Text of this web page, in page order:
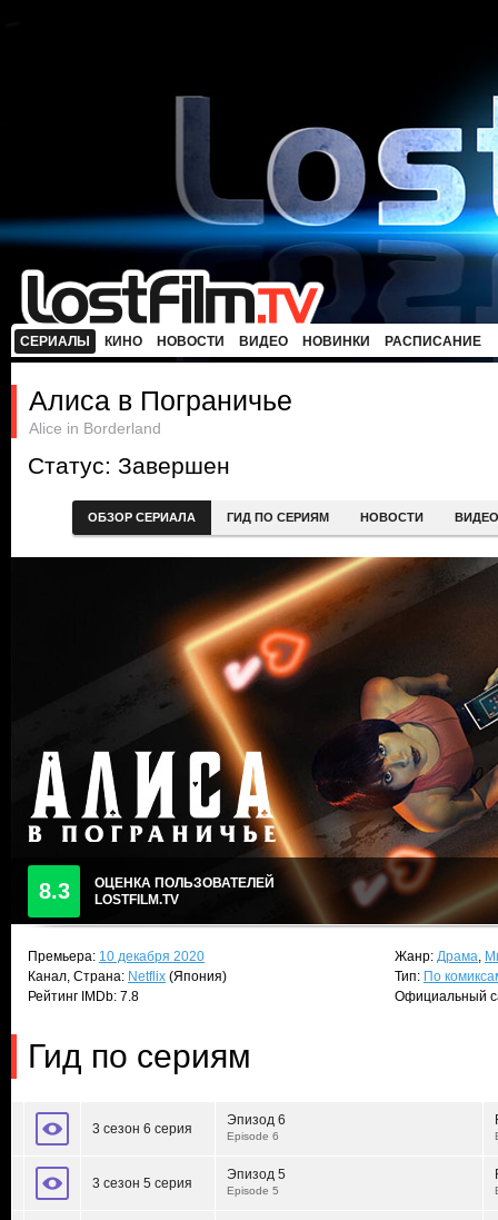
СЕРИАЛЫ КИНО НОВОСТИ ВИДЕО НОВИНКИ РАСПИСАНИЕ
Алиса в Пограничье
Alice in Borderland
Статус: Завершен
ОБЗОР СЕРИАЛА ГИД ПО СЕРИЯМ НОВОСТИ ВИДЕО
8.3
ОЦЕНКА ПОЛЬЗОВАТЕЛЕЙ
LOSTFILM.TV
Премьера: 10 декабря 2020
Канал, Страна: Netflix (Япония)
Рейтинг IMDb: 7.8
Жанр: Драма,
Тип: По
Официальный
Гид по сериям
3 сезон 6 серия
Эпизод 6
Episode 6
3 сезон 5 серия
Эпизод 5
Episode 5